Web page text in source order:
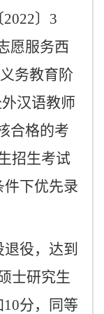
2022〕 3
愿服务西
务教育阶
汉语教师
合格的考
招生考试
件下优先录
役，达到
士研究生
10分，同等